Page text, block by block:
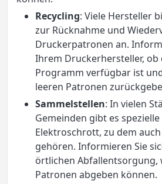
Recycling: Viele Hersteller
zur Rücknahme und
Druckerpatronen an.
Ihrem Druckerhersteller, ob
Programm verfügbar ist
leeren Patronen
Sammelstellen: In vielen
Gemeinden gibt es
Elektroschrott, zu dem
gehören. Informieren Sie
örtlichen Abfallentsorgung,
Patronen abgeben können.